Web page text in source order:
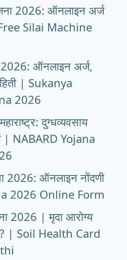
2026: ऑनलाइन अर्ज
Free Silai Machine
2026: ऑनलाइन अर्ज,
| Sukanya
2026
दुग्धव्यवसाय
| NABARD Yojana
2026: ऑनलाइन नोंदणी
2026 Online Form
2026 | मृदा आरोग्य
| Soil Health Card